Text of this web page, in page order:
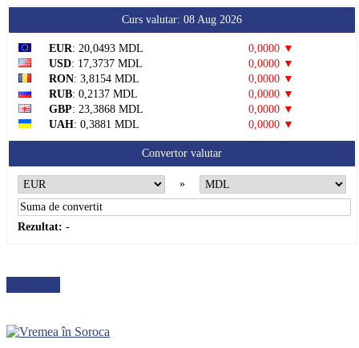
Curs valutar: 08 Aug 2026
EUR: 20,0493 MDL
0,0000 ▼
USD: 17,3737 MDL
0,0000 ▼
RON: 3,8154 MDL
0,0000 ▼
RUB: 0,2137 MDL
0,0000 ▼
GBP: 23,3868 MDL
0,0000 ▼
UAH: 0,3881 MDL 0,0000 ▼
Convertor valutar
»
Rezultat: -